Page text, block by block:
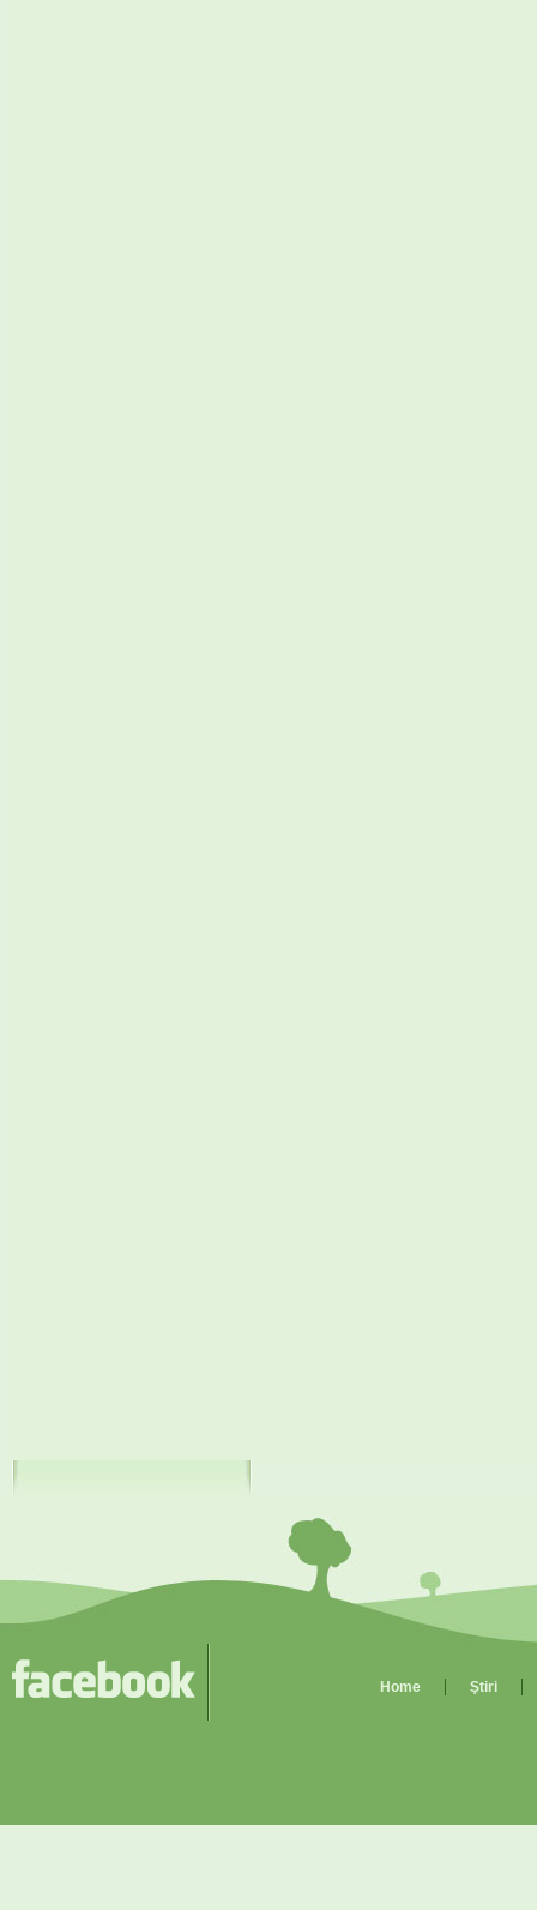
Home Ştiri